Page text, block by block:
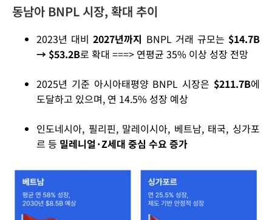
동남아 BNPL 시장, 확대 추이
2023년 대비2027년까지 BNPL 거래 규모는 $14.7B
→ $53.2B로 확대 ===> 연평균 35% 이상 성장 전망
2025년 기준 아시아태평양 BNPL 시장은 $211.7B에
도달하고 있으며, 연 14.5% 성장 예상
인도네시아, 필리핀, 말레이시아, 베트남, 태국, 싱가포
르 등 밀레니얼·Z세대 중심 수요 증가